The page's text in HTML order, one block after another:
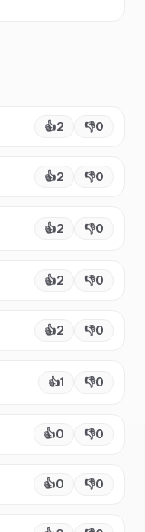
👍2 👎0
👍2 👎0
👍2 👎0
👍2 👎0
👍2 👎0
👍1 👎0
👍0 👎0
👍0 👎0